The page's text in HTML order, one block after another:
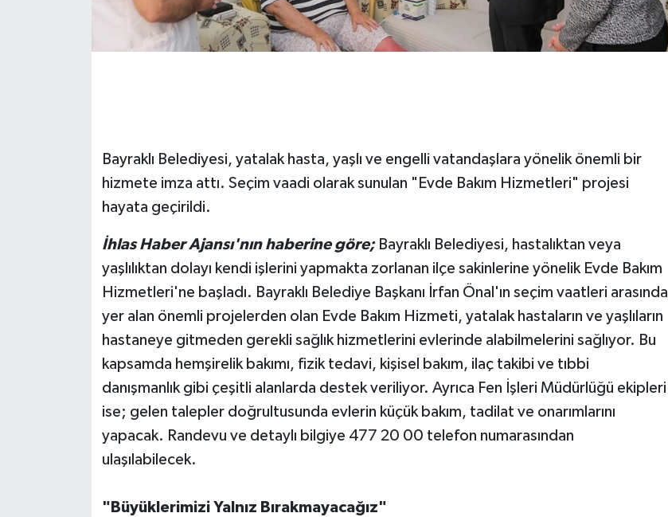
Bayraklı Belediyesi, yatalak hasta, yaşlı ve engelli vatandaşlara yönelik önemli bir
hizmete imza attı. Seçim vaadi olarak sunulan "Evde Bakım Hizmetleri" projesi
hayata geçirildi.
İhlas Haber Ajansı'nın haberine göre;Bayraklı Belediyesi, hastalıktan veya
yaşlılıktan dolayı kendi işlerini yapmakta zorlanan ilçe sakinlerine yönelik Evde Bakım
Hizmetleri'ne başladı. Bayraklı Belediye Başkanı İrfan Önal'ın seçim vaatleri arasında
yer alan önemli projelerden olan Evde Bakım Hizmeti, yatalak hastaların ve yaşlıların
hastaneye gitmeden gerekli sağlık hizmetlerini evlerinde alabilmelerini sağlıyor. Bu
kapsamda hemşirelik bakımı, fizik tedavi, kişisel bakım, ilaç takibi ve tıbbi
danışmanlık gibi çeşitli alanlarda destek veriliyor. Ayrıca Fen İşleri Müdürlüğü ekipleri
ise; gelen talepler doğrultusunda evlerin küçük bakım, tadilat ve onarımlarını
yapacak. Randevu ve detaylı bilgiye 477 20 00 telefon numarasından
ulaşılabilecek.
"Büyüklerimizi Yalnız Bırakmayacağız"